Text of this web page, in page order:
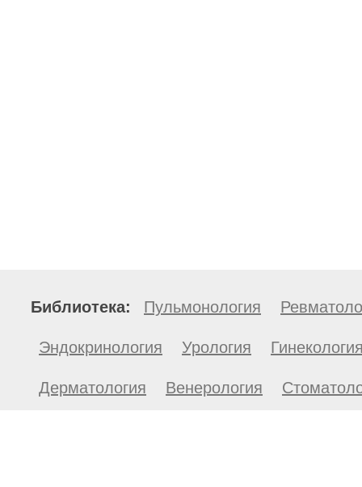
Библиотека: Пульмонология
Эндокринология Урология
Дерматология Венерология